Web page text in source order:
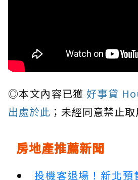
◎本文內容已獲 好事貸
出處於此 ；未經同意禁止取
房地產推薦新聞
投機客退場！新北預